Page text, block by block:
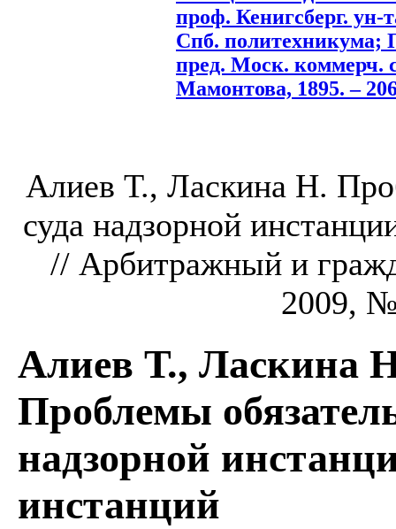
проф. Кенигсберг. ун-
Спб. политехникума;
пред. Моск. коммерч.
Мамонтова, 1895. –
Алиев Т., Ласкина Н.
суда надзорной
// Арбитражный и
2009,
Алиев Т., Ласкина
Проблемы
надзорной
инстанций